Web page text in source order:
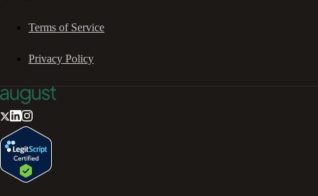
Terms of Service
Privacy Policy